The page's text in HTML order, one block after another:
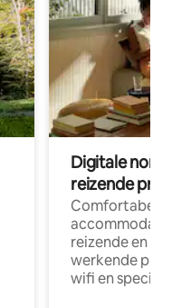
Digitale
reizende
Comfortabele
reizende en
werkende
wifi en